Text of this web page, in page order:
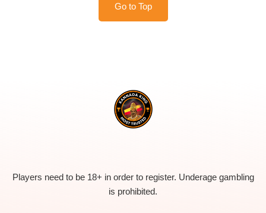
Go to Top
Players need to be 18+ in order to register. Underage gambling
is prohibited.